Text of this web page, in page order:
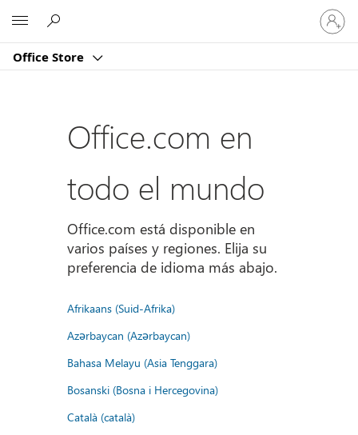
Office Store
Iniciar
sesión
en
cuenta
Office.com en
todo el mundo
Office.com está disponible en
varios países y regiones. Elija su
preferencia de idioma más abajo.
Afrikaans (Suid-Afrika)
Azərbaycan (Azərbaycan)
Bahasa Melayu (Asia Tenggara)
Bosanski (Bosna i Hercegovina)
Català (català)